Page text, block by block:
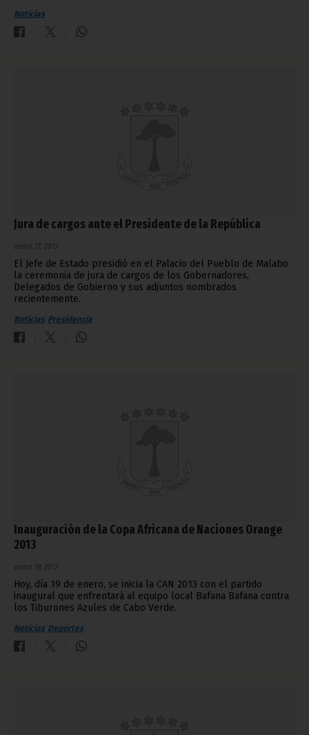
Noticias
Jura de cargos ante el Presidente de la República
enero 21, 2013
El Jefe de Estado presidió en el Palacio del Pueblo de Malabo
la ceremonia de jura de cargos de los Gobernadores,
Delegados de Gobierno y sus adjuntos nombrados
recientemente.
Noticias Presidencia
Inauguración de la Copa Africana de Naciones Orange
2013
enero 19, 2013
Hoy, día 19 de enero, se inicia la CAN 2013 con el partido
inaugural que enfrentará al equipo local Bafana Bafana contra
los Tiburones Azules de Cabo Verde.
Noticias Deportes